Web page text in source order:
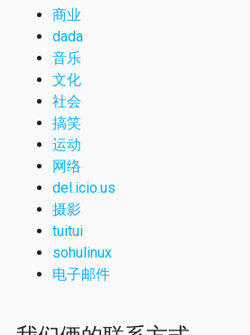
商业
dada
音乐
文化
社会
搞笑
运动
网络
del.icio.us
摄影
tuitui
sohulinux
电子邮件